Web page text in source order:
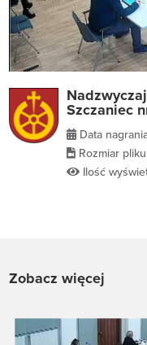
Szczaniec
Data
Rozmiar
Ilość
Zobacz więcej